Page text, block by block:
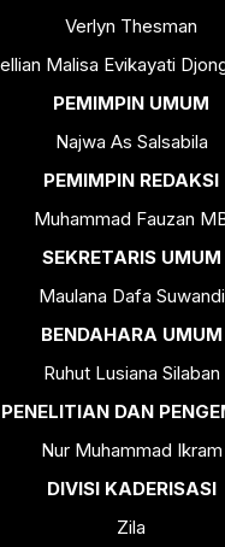
Verlyn Thesman
Malisa Evikayati
PEMIMPIN UMUM
Najwa As Salsabila
PEMIMPIN REDAKSI
Muhammad Fauzan
SEKRETARIS UMUM
Maulana Dafa Suwandi
BENDAHARA UMUM
Ruhut Lusiana Silaban
DAN
Nur Muhammad Ikram
DIVISI KADERISASI
Zila